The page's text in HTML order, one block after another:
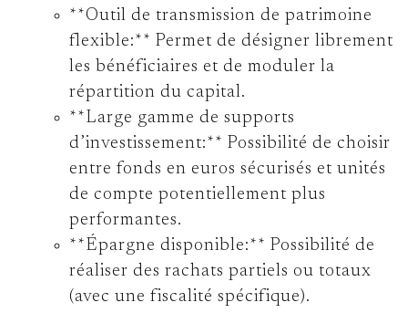
**Outil de transmission de patrimoine
flexible:** Permet de désigner librement
les bénéficiaires et de moduler la
répartition du capital.
**Large gamme de supports
d’investissement:** Possibilité de choisir
entre fonds en euros sécurisés et unités
de compte potentiellement plus
performantes.
**Épargne disponible:** Possibilité de
réaliser des rachats partiels ou totaux
(avec une fiscalité spécifique).